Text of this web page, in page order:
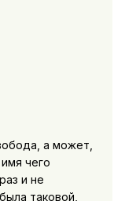
а может,
чего
и не
таковой,